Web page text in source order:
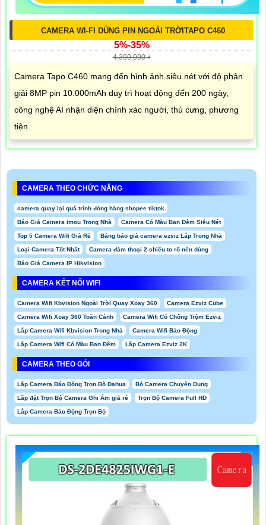
CAMERA WI-FI DÙNG PIN NGOÀI TRỜITAPO C460
5%-35%
4,390,000 ₫
Camera Tapo C460 mang đến hình ảnh siêu nét với độ phân
giải 8MP pin 10.000mAh duy trì hoạt động đến 200 ngày,
công nghệ AI nhận diện chính xác người, thú cưng, phương
tiện
CAMERA THEO CHỨC NĂNG
camera quay lại quá trình đóng hàng shopee tiktok
Báo Giá Camera imou Trong Nhà Camera Có Màu Ban Đêm Siêu Nét
Top 5 Camera Wifi Giá Rẻ Bảng báo giá camera ezviz Lắp Trong Nhà
Loại Camera Tốt Nhất Camera đàm thoại 2 chiều to rõ nên dùng
Báo Giá Camera IP Hikvision
CAMERA KẾT NỐI WIFI
Camera Wifi Kbvision Ngoài Trời Quay Xoay 360 Camera Ezviz Cube
Camera Wifi Xoay 360 Toàn Cảnh Camera Wifi Có Chống Trộm Ezviz
Lắp Camera Wifi Kbvision Trong Nhà Camera Wifi Báo Động
Lắp Camera Wifi Có Màu Ban Đêm Lắp Camera Ezviz 2K
CAMERA THEO GÓI
Lắp Camera Báo Động Trọn Bộ Dahua Bộ Camera Chuyên Dụng
Lắp đặt Trọn Bộ Camera Ghi Âm giá rẻ Trọn Bộ Camera Full HD
Lắp Camera Báo Động Trọn Bộ